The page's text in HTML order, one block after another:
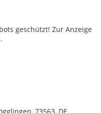
geschützt! Zur Anzeige